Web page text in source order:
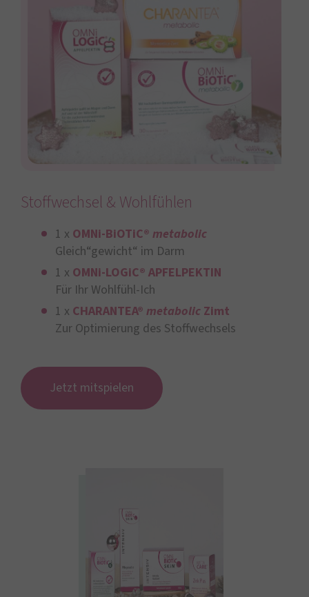
Stoffwechsel & Wohlfühlen
1 x OMNi-BiOTiC® metabolic
Gleich“gewicht“ im Darm
1 x OMNi-LOGiC® APFELPEKTIN
Für Ihr Wohlfühl-Ich
1 x CHARANTEA® metabolic Zimt
Zur Optimierung des Stoffwechsels
Jetzt mitspielen